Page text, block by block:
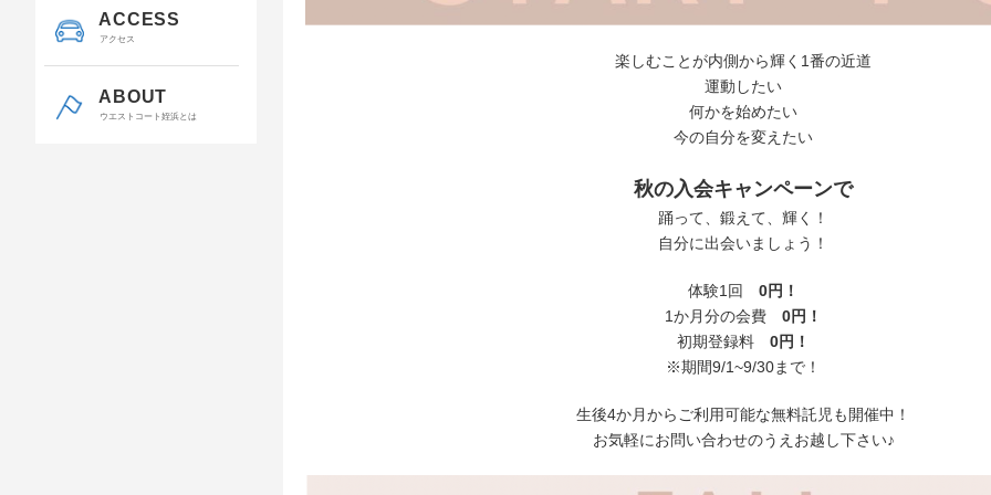
ACCESS
アクセス
ABOUT
ウエストコート姪浜とは
楽しむことが内側から輝く1番の近道
運動したい
何かを始めたい
今の自分を変えたい
秋の入会キャンペーンで
踊って、鍛えて、輝く！
自分に出会いましょう！
体験1回 0円！
1か月分の会費 0円！
初期登録料 0円！
※期間9/1~9/30まで！
生後4か月からご利用可能な無料託児も開催中！
お気軽にお問い合わせのうえお越し下さい♪